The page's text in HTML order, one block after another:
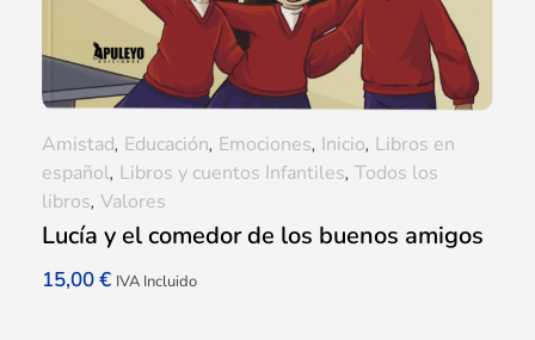
Lucía y el comedor de los buenos amigos
15,00€ IVA Incluido
Amistad, Educación, Emociones, Inicio, Libros en
español, Libros y cuentos Infantiles, Todos los
libros, Valores